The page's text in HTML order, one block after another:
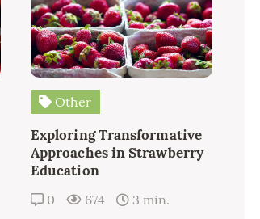
Other
Exploring Transformative
Approaches in Strawberry
Education
0 674 3 min.